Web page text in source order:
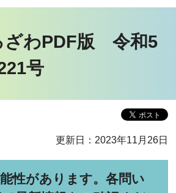
ざわPDF版 令和5
号
更新日：2023年11月26日
性があります。各問い